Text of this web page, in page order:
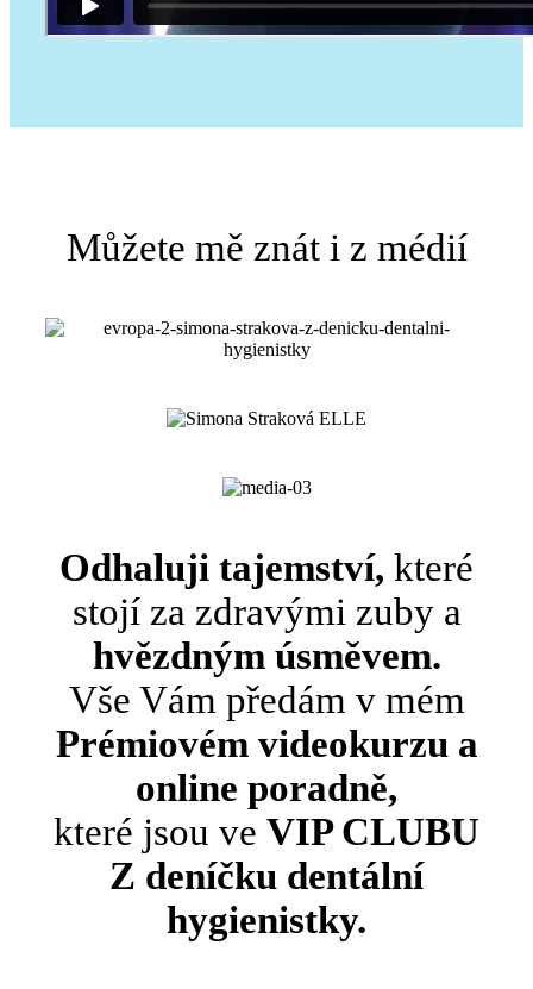
Můžete mě znát i z médií
Odhaluji tajemství, které
stojí za zdravými zuby a
hvězdným úsměvem.
Vše Vám předám v mém
Prémiovém videokurzu a
online poradně,
které jsou ve VIP CLUBU
Z deníčku dentální
hygienistky.